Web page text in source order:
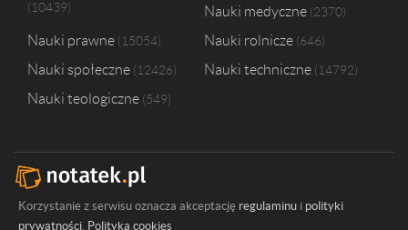
10439 Nauki medyczne 2370
Nauki prawne 15054 Nauki rolnicze 646
Nauki społeczne 12426 Nauki techniczne 14792
Nauki teologiczne 549
Korzystanie z serwisu oznacza akceptację regulaminu i polityki
prywatności. Polityka cookies